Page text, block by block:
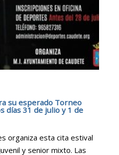
su esperado Torneo
días 31 de julio y 1 de
organiza esta cita estival
y senior mixto. Las